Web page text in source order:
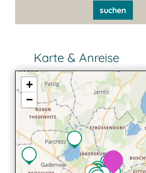
suchen
Karte & Anreise
+
−